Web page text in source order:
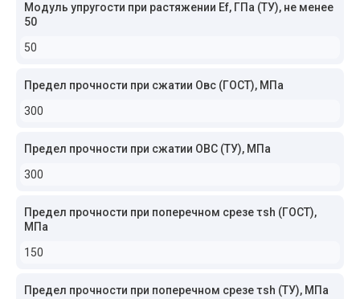
Модуль упругости при растяжении Ef, ГПа (ТУ), не менее
50
50
Предел прочности при сжатии Овс (ГОСТ), МПа
300
Предел прочности при сжатии ОВС (ТУ), МПа
300
Предел прочности при поперечном срезе τsh (ГОСТ),
МПа
150
Предел прочности при поперечном срезе τsh (ТУ), МПа